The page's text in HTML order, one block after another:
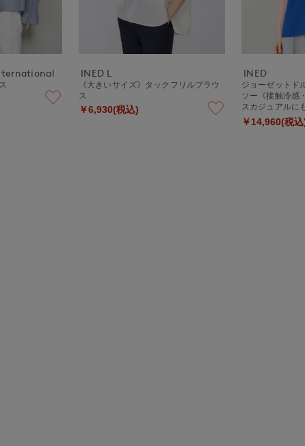
INED L
《大きいサイズ》タックフリルブラウ
ス
￥6,930(税込)
INED
ジョーゼットド
ソー《接触冷感
スカジュアルに
しい大人のイー
￥14,960(税込